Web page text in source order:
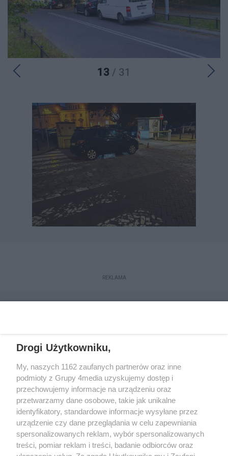
13 / 31
REKLAMA
Reklama Kontakt Regulamin
Dystrybucja
Regulamin prenumeraty
Polityka Prywatności
Zapisz się do newslettera
Drogi Użytkowniku,
My, naszych 1162 zaufanych partnerów oraz inne
podmioty z Grupy 4media uzyskujemy dostęp i
przechowujemy informacje na urządzeniu oraz
przetwarzamy dane osobowe, takie jak unikalne
identyfikatory, standardowe informacje wysyłane przez
urządzenie czy dane przeglądania w celu zapewniania
spersonalizowanych reklam, wybór spersonalizowanych
treści, pomiar reklam i treści, badanie odbiorców oraz